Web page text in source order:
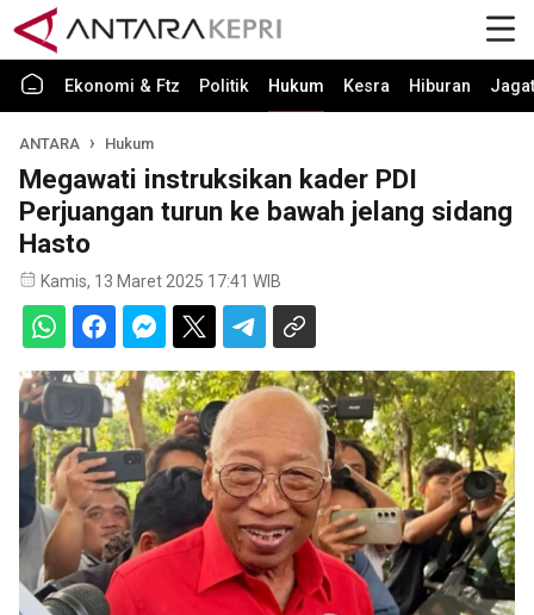
Ekonomi & Ftz Politik Hukum Kesra Hiburan Jagat
ANTARA Hukum
Megawati instruksikan kader PDI
Perjuangan turun ke bawah jelang sidang
Hasto
Kamis, 13 Maret 2025 17:41 WIB